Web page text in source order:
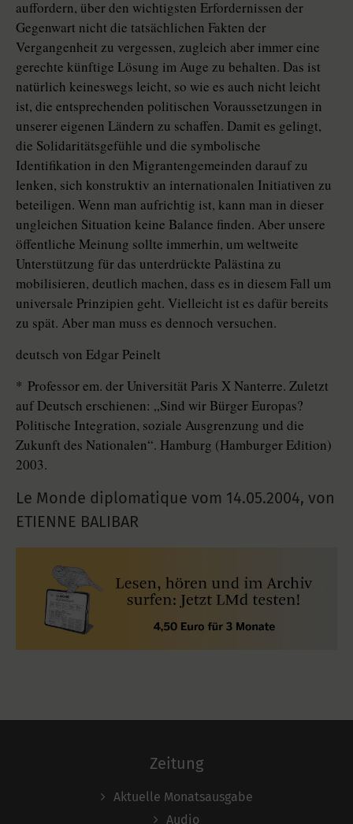
auffordern, über den wichtigsten Erfordernissen der
Gegenwart nicht die tatsächlichen Fakten der
Vergangenheit zu vergessen, zugleich aber immer eine
gerechte künftige Lösung im Auge zu behalten. Das ist
natürlich keineswegs leicht, so wie es auch nicht leicht
ist, die entsprechenden politischen Voraussetzungen in
unserer eigenen Ländern zu schaffen. Damit es gelingt,
die Solidaritätsgefühle und die symbolische
Identifikation in den Migrantengemeinden darauf zu
lenken, sich konstruktiv an internationalen Initiativen zu
beteiligen. Wenn man aufrichtig ist, kann man in dieser
ungleichen Situation keine Balance finden. Aber unsere
öffentliche Meinung sollte immerhin, um weltweite
Unterstützung für das unterdrückte Palästina zu
mobilisieren, deutlich machen, dass es in diesem Fall um
universale Prinzipien geht. Vielleicht ist es dafür bereits
zu spät. Aber man muss es dennoch versuchen.
deutsch von Edgar Peinelt
* Professor em. der Universität Paris X Nanterre. Zuletzt
auf Deutsch erschienen: „Sind wir Bürger Europas?
Politische Integration, soziale Ausgrenzung und die
Zukunft des Nationalen“. Hamburg (Hamburger Edition)
2003.
Le Monde diplomatique vom 14.05.2004, von
ETIENNE BALIBAR
Zeitung
Aktuelle Monatsausgabe
Audio